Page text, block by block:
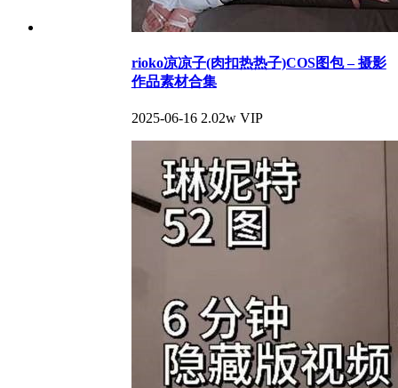
rioko凉凉子(肉扣热热子)COS图包 – 摄影
作品素材合集
2025-06-16 2.02w VIP